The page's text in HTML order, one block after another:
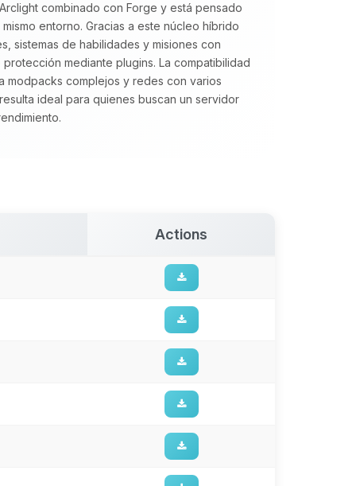
combinado con Forge y está pensado
entorno. Gracias a este núcleo híbrido
sistemas de habilidades y misiones con
mediante plugins. La compatibilidad
complejos y redes con varios
ideal para quienes buscan un servidor
Actions